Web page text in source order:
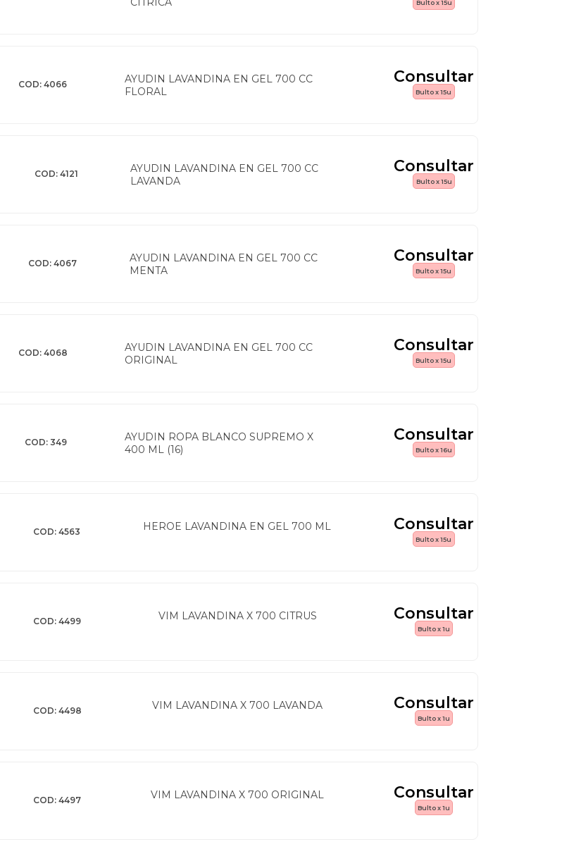
Bulto x 15u
COD: 4066
AYUDIN LAVANDINA EN GEL 700 CC
FLORAL
Consultar
Bulto x 15u
COD: 4121
AYUDIN LAVANDINA EN GEL 700 CC
LAVANDA
Consultar
Bulto x 15u
COD: 4067
AYUDIN LAVANDINA EN GEL 700 CC
MENTA
Consultar
Bulto x 15u
COD: 4068
AYUDIN LAVANDINA EN GEL 700 CC
ORIGINAL
Consultar
Bulto x 15u
COD: 349
AYUDIN ROPA BLANCO SUPREMO X
400 ML (16)
Consultar
Bulto x 16u
COD: 4563 HEROE LAVANDINA EN GEL 700 ML Consultar
Bulto x 15u
COD: 4499 VIM LAVANDINA X 700 CITRUS Consultar
Bulto x 1u
COD: 4498 VIM LAVANDINA X 700 LAVANDA Consultar
Bulto x 1u
COD: 4497 VIM LAVANDINA X 700 ORIGINAL Consultar
Bulto x 1u